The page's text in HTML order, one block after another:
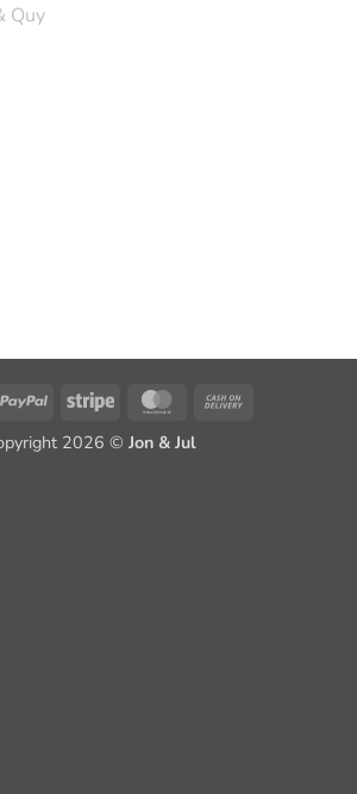
Quy
PayPal Stripe MasterCard
2026 © Jon & Jul